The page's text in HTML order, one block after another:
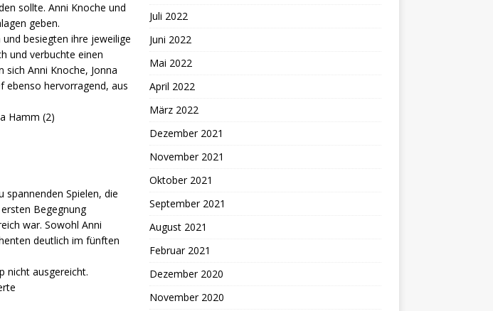
sollte. Anni Knoche und
geben.
besiegten ihre jeweilige
und verbuchte einen
Anni Knoche, Jonna
ebenso hervorragend, aus
Hamm (2)
spannenden Spielen, die
Begegnung
war. Sowohl Anni
deutlich im fünften
nicht ausgereicht.
Juli 2022
Juni 2022
Mai 2022
April 2022
März 2022
Dezember 2021
November 2021
Oktober 2021
September 2021
August 2021
Februar 2021
Dezember 2020
November 2020